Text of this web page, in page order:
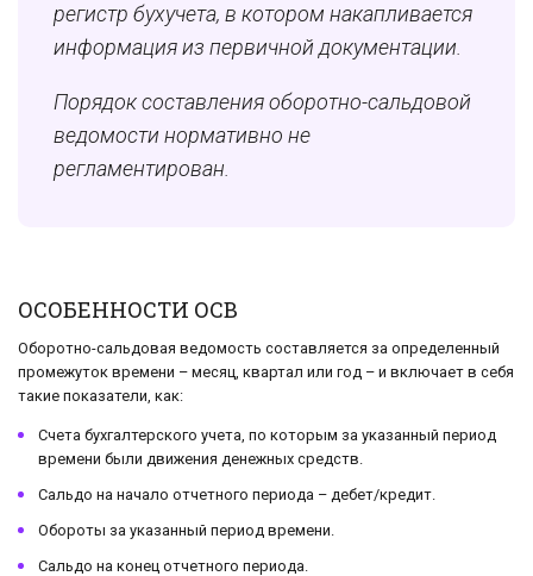
регистр бухучета, в котором накапливается
информация из первичной документации.
Порядок составления оборотно-сальдовой
ведомости нормативно не
регламентирован.
ОСОБЕННОСТИ ОСВ
Оборотно-сальдовая ведомость составляется за определенный
промежуток времени – месяц, квартал или год – и включает в себя
такие показатели, как:
Счета бухгалтерского учета, по которым за указанный период
времени были движения денежных средств.
Сальдо на начало отчетного периода – дебет/кредит.
Обороты за указанный период времени.
Сальдо на конец отчетного периода.